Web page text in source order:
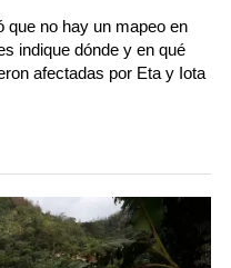
que no hay un mapeo en
indique dónde y en qué
afectadas por Eta y Iota